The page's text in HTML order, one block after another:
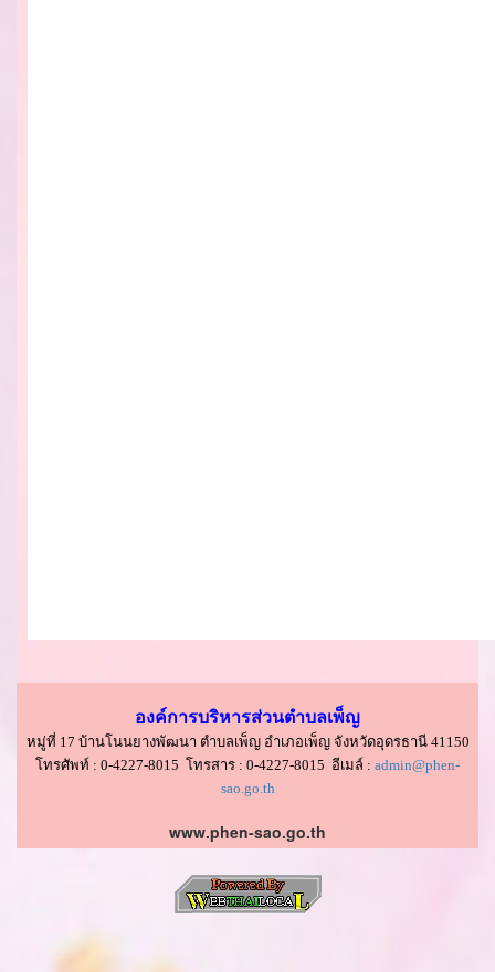
องค์การบริหารส่วนตำบลเพ็ญ
หมู่ที่ 17 บ้านโนนยางพัฒนา ตำบลเพ็ญ อำเภอเพ็ญ จังหวัดอุดรธานี 41150
โทรศัพท์ : 0-4227-8015 โทรสาร : 0-4227-8015 อีเมล์ : admin@phen-
sao.go.th
www.phen-sao.go.th